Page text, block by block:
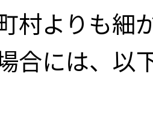
村よりも細
合には、以